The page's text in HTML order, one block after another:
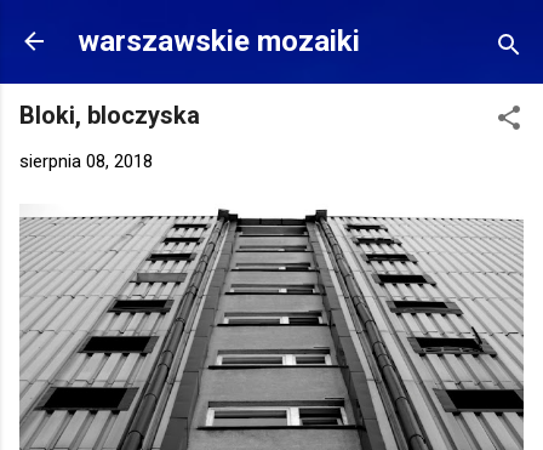
Przejdź do głównej zawartości
warszawskie mozaiki
Bloki, bloczyska
sierpnia 08, 2018